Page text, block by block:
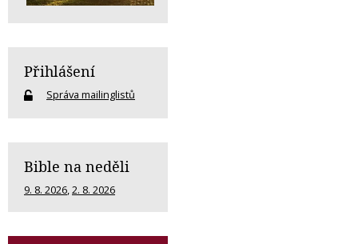
Přihlášení
Správa mailinglistů
Bible na neděli
9. 8. 2026,2. 8. 2026